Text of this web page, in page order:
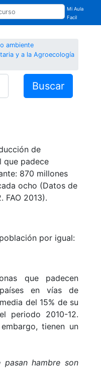
Mi Aula
Facil
ambiente
y a la Agroecología
Buscar
de
que padece
870 millones
ocho (Datos de
FAO 2013).
por igual:
que padecen
en vías de
del 15% de su
periodo 2010-12.
tienen un
hambre son